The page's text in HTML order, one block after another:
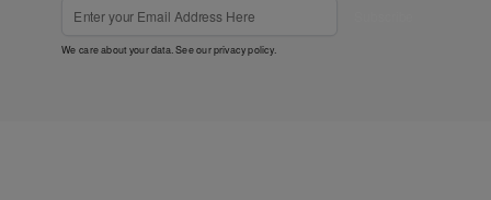
We care about your data. See ourprivacy policy.